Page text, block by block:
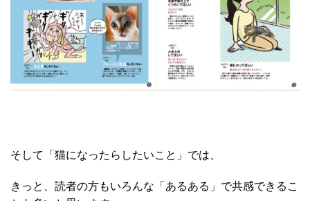
そして「猫になったらしたいこと」では、
きっと、読者の方もいろんな「あるある」で共感できるこ